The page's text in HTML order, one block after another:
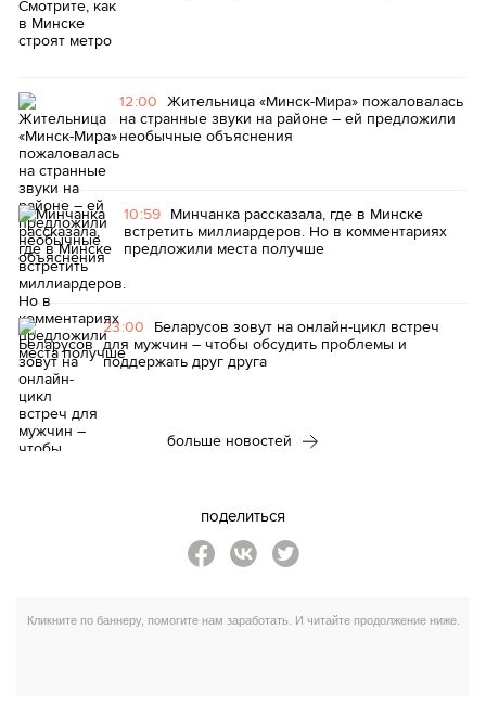
12:00 Жительница «Минск-Мира» пожаловалась
на странные звуки на районе – ей предложили
необычные объяснения
10:59 Минчанка рассказала, где в Минске
встретить миллиардеров. Но в комментариях
предложили места получше
23:00 Беларусов зовут на онлайн-цикл встреч
для мужчин – чтобы обсудить проблемы и
поддержать друг друга
больше новостей
поделиться